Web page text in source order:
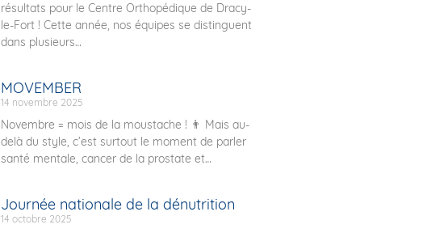
résultats pour le Centre Orthopédique de Dracy-
le-Fort ! Cette année, nos équipes se distinguent
dans plusieurs
MOVEMBER
14 novembre 2025
Novembre = mois de la moustache ! 👨 Mais au-
delà du style, c’est surtout le moment de parler
santé mentale, cancer de la prostate et
Journée nationale de la dénutrition
14 octobre 2025